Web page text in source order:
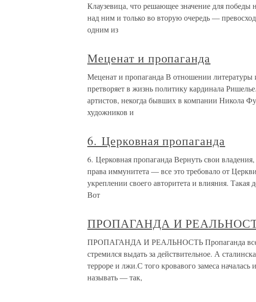
Клаузевица, что решающее значение для победы
над ним и только во вторую очередь —
одним из
Меценат и пропаганда
Меценат и пропаганда В отношении
претворяет в жизнь политику кардинала
артистов, некогда бывших в компании Никола
художников и
6. Церковная пропаганда
6. Церковная пропаганда Вернуть свои
права иммунитета — все это требовало от
укреплении своего авторитета и влияния.
Вот
ПРОПАГАНДА И
ПРОПАГАНДА И РЕАЛЬНОСТЬ Пропаганда
стремился выдать за действительное. А
терроре и лжи.С того кровавого замеса
называть — так,